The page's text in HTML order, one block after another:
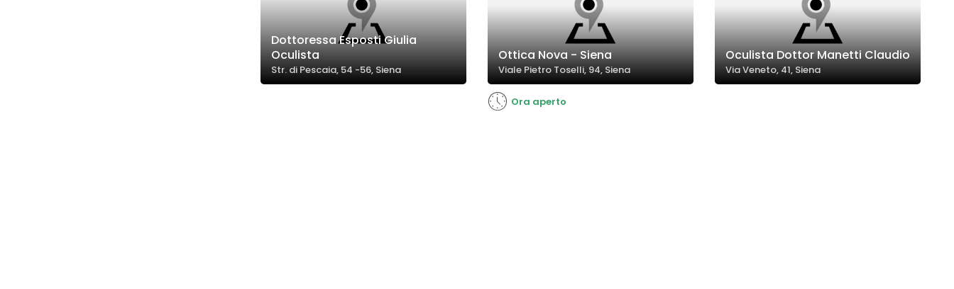
Dottoressa Esposti Giulia
Oculista
Str. di Pescaia, 54 -56, Siena
Ottica Nova - Siena
Viale Pietro Toselli, 94, Siena
Ora aperto
Oculista Dottor Manetti Claudio
Via Veneto, 41, Siena